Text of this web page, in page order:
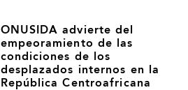
ONUSIDA advierte del
empeoramiento de las
condiciones de los
desplazados internos en la
República Centroafricana